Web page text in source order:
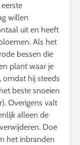
willen
uit en heeft
Als het
bessen die
plant waar je
omdat hij steeds
beste snoeien
Overigens valt
alleen de
Doe
het inbranden